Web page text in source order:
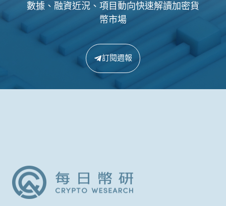
數據、融資近況、項目動向快速解讀加密貨
幣市場
訂閱週報